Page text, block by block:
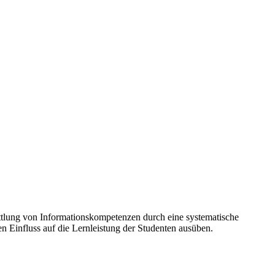
von Informationskompetenzen durch eine systematische
Einfluss auf die Lernleistung der Studenten ausüben.